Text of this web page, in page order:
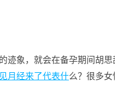
迹象，就会在备孕期间胡
月经来了代表什么？很多